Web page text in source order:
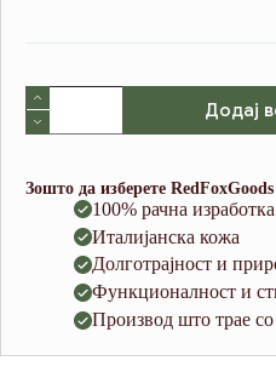
V11
Green
(italian
количина
Додај
Зошто да изберете RedFoxGoods
100% рачна изработка
Италијанска кожа
Долготрајност и
Функционалност и
Производ што трае